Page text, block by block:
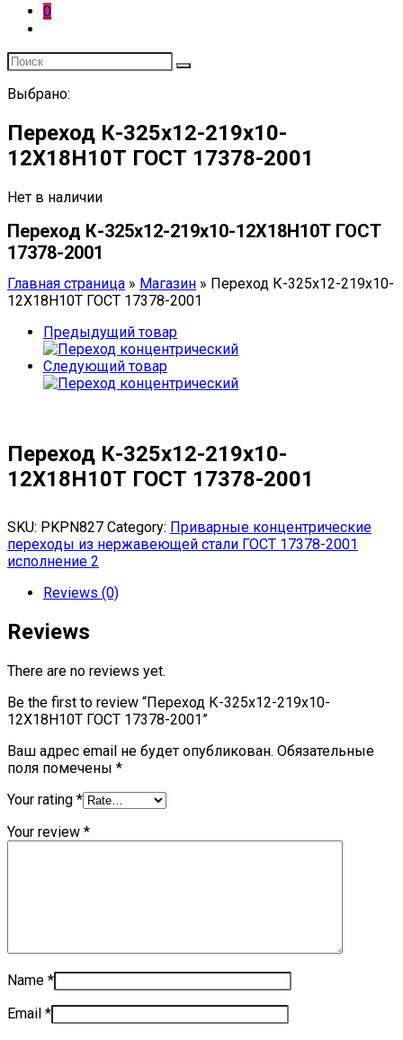
0
Выбрано:
Переход К-325х12-219х10-
12Х18Н10Т ГОСТ 17378-2001
Нет в наличии
Переход К-325х12-219х10-12Х18Н10Т ГОСТ
17378-2001
Главная страница » Магазин » Переход К-325х12-219х10-
12Х18Н10Т ГОСТ 17378-2001
Предыдущий товар
Следующий товар
Переход К-325х12-219х10-
12Х18Н10Т ГОСТ 17378-2001
SKU: PKPN827 Category: Приварные концентрические
переходы из нержавеющей стали ГОСТ 17378-2001
исполнение 2
Reviews (0)
Reviews
There are no reviews yet.
Be the first to review “Переход К-325х12-219х10-
12Х18Н10Т ГОСТ 17378-2001”
Ваш адрес email не будет опубликован. Обязательные
поля помечены *
Your rating *
Your review *
Name *
Email *